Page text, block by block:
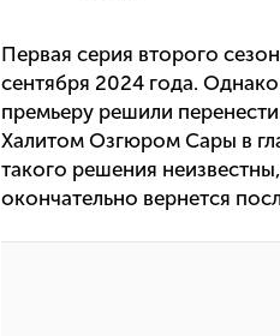
Первая серия второго
сентября 2024 года.
премьеру решили
Халитом Озгюром Сары в
такого решения
окончательно вернется